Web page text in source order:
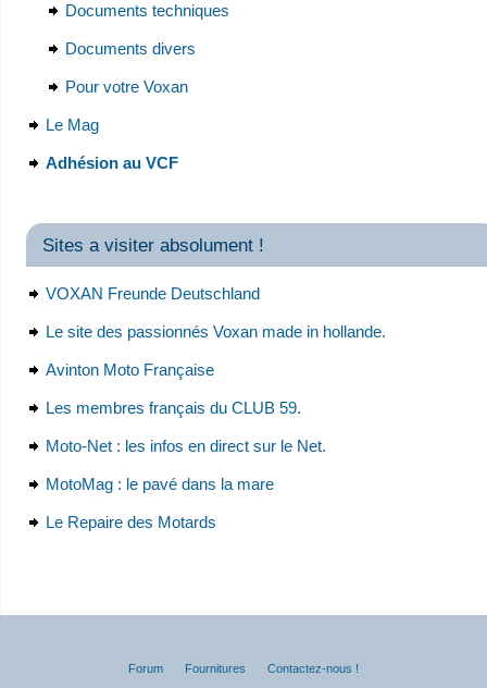
Documents techniques
Documents divers
Pour votre Voxan
Le Mag
Adhésion au VCF
Sites a visiter absolument !
VOXAN Freunde Deutschland
Le site des passionnés Voxan made in hollande.
Avinton Moto Française
Les membres français du CLUB 59.
Moto-Net : les infos en direct sur le Net.
MotoMag : le pavé dans la mare
Le Repaire des Motards
Forum Fournitures Contactez-nous !